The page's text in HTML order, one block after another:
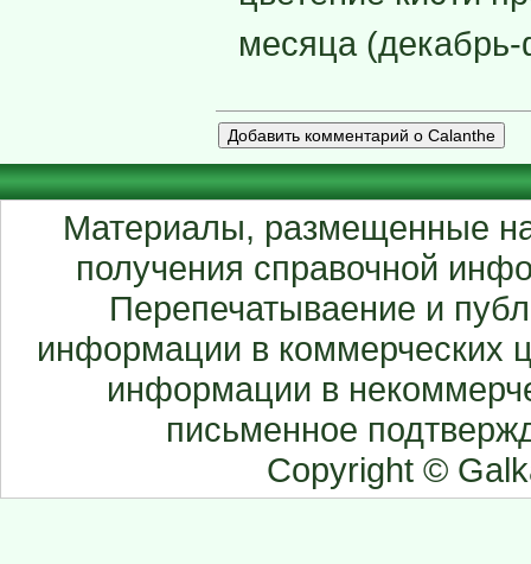
месяца
Материалы, размещенные
получения справочной
Перепечатываение и
информации в коммерческих
информации в
письменное
Copyright ©